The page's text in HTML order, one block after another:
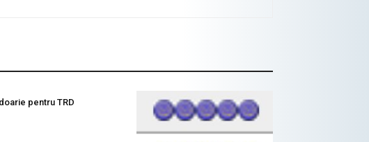
pentru TRD